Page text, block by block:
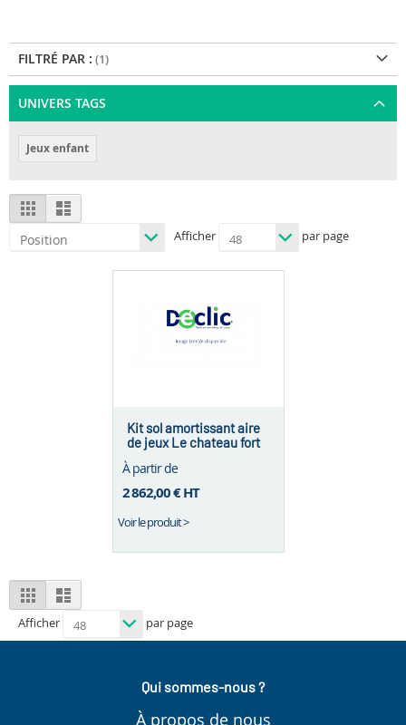
View
as
Grid List
Afficher par page
Kit sol amortissant aire
de jeux Le chateau fort
À partir de
2 862,00 €HT
Voir le produit >
View
as
Grid List
Afficher par page
FILTRÉ PAR :
UNIVERS TAGS
Jeux enfant
Qui sommes-nous ?
À propos de nous